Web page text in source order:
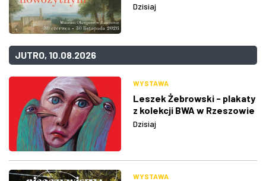
Dzisiaj
JUTRO, 10.08.2026
WYSTAWA
Leszek Żebrowski - plakaty
z kolekcji BWA w Rzeszowie
Dzisiaj
WYSTAWA